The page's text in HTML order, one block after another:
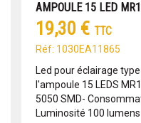
AMPOULE 15 LED
19,30 € TTC
Réf: 1030EA11865
Led pour éclairage
l'ampoule 15 LEDS
5050 SMD-
Luminosité 100 lumens